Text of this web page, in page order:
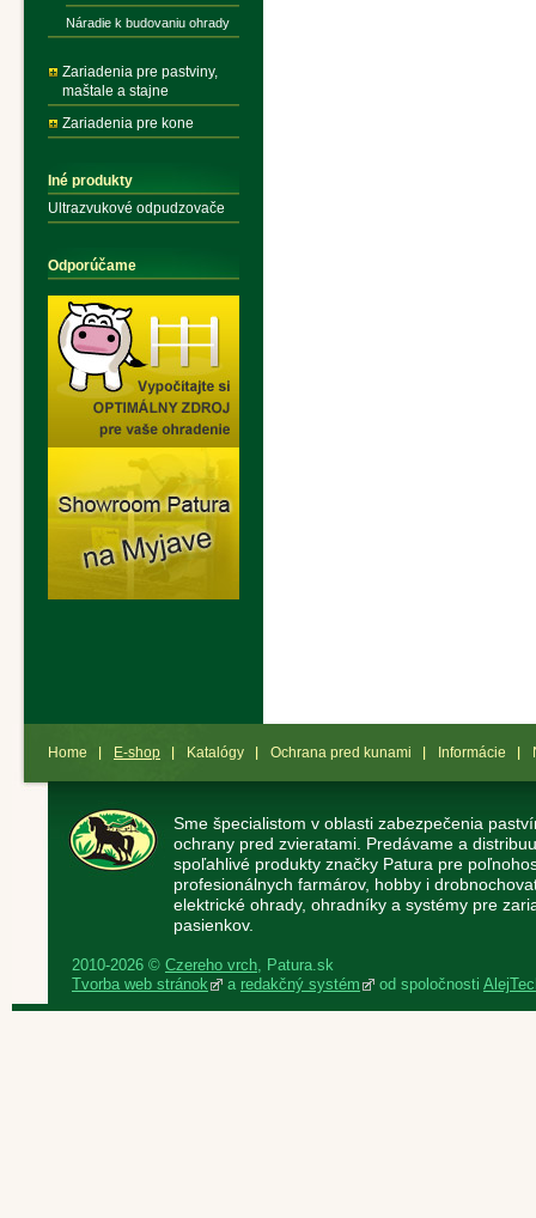
Náradie k budovaniu ohrady
Zariadenia pre pastviny,
maštale a stajne
Zariadenia pre kone
Iné produkty
Ultrazvukové odpudzovače
Odporúčame
Home E-shop Katalógy Ochrana pred kunami Informácie
Sme špecialistom v oblasti zabezpečenia
ochrany pred zvieratami. Predávame a
spoľahlivé produkty značky Patura pre
profesionálnych farmárov, hobby i
elektrické ohrady, ohradníky a systémy pre
pasienkov.
2010-2026 © Czereho vrch, Patura.sk
Tvorba web stránok
a redakčný systém od spoločnosti